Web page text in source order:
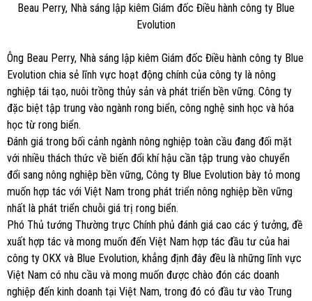
Beau Perry, Nhà sáng lập kiêm Giám đốc Điều hành công ty Blue
Evolution
Ông Beau Perry, Nhà sáng lập kiêm Giám đốc Điều hành công ty Blue
Evolution chia sẻ lĩnh vực hoạt động chính của công ty là nông
nghiệp tái tạo, nuôi trồng thủy sản và phát triển bền vững. Công ty
đặc biệt tập trung vào ngành rong biển, công nghệ sinh học và hóa
học từ rong biển.
Đánh giá trong bối cảnh ngành nông nghiệp toàn cầu đang đối mặt
với nhiều thách thức về biến đổi khí hậu cần tập trung vào chuyển
đổi sang nông nghiệp bền vững, Công ty Blue Evolution bày tỏ mong
muốn hợp tác với Việt Nam trong phát triển nông nghiệp bền vững
nhất là phát triển chuỗi giá trị rong biển.
Phó Thủ tướng Thường trực Chính phủ đánh giá cao các ý tưởng, đề
xuất hợp tác và mong muốn đến Việt Nam hợp tác đầu tư của hai
công ty OKX và Blue Evolution, khẳng định đây đều là những lĩnh vực
Việt Nam có nhu cầu và mong muốn được chào đón các doanh
nghiệp đến kinh doanh tại Việt Nam, trong đó có đầu tư vào Trung